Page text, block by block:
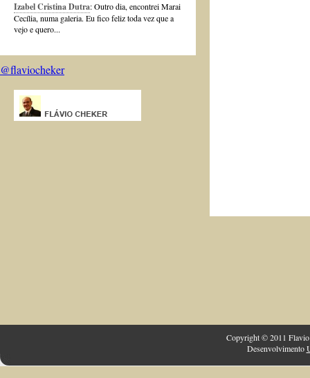
Izabel Cristina Dutra: Outro dia, encontrei Marai
Cecília, numa galeria. Eu fico feliz toda vez que a
vejo e quero...
@flaviocheker
Copyright © 2011 Flavio
Desenvolvimento